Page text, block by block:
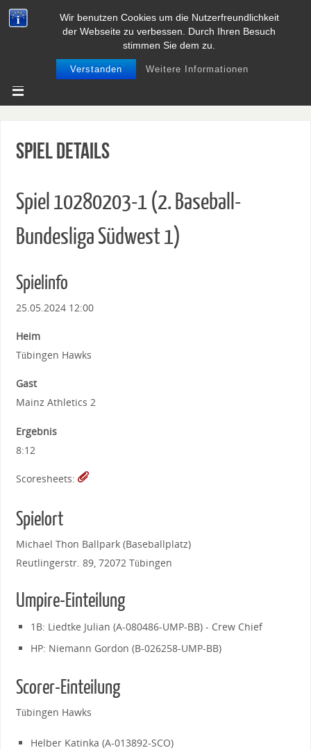
Wir benutzen Cookies um die Nutzerfreundlichkeit
der Webseite zu verbessen. Durch Ihren Besuch
stimmen Sie dem zu.
Verstanden Weitere Informationen
BASEBALL UND SOFTBALL IN
NIEDERSACHSEN
Spiel Details
Spiel 10280203-1 (2. Baseball-
Bundesliga Südwest 1)
Spielinfo
25.05.2024 12:00
Heim
Tübingen Hawks
Gast
Mainz Athletics 2
Ergebnis
8:12
Scoresheets:
Spielort
Michael Thon Ballpark (Baseballplatz)
Reutlingerstr. 89, 72072 Tübingen
Umpire-Einteilung
1B: Liedtke Julian (A-080486-UMP-BB) - Crew Chief
HP: Niemann Gordon (B-026258-UMP-BB)
Scorer-Einteilung
Tübingen Hawks
Helber Katinka (A-013892-SCO)